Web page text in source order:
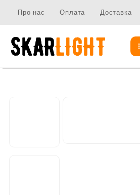
Про нас Оплата Доставка